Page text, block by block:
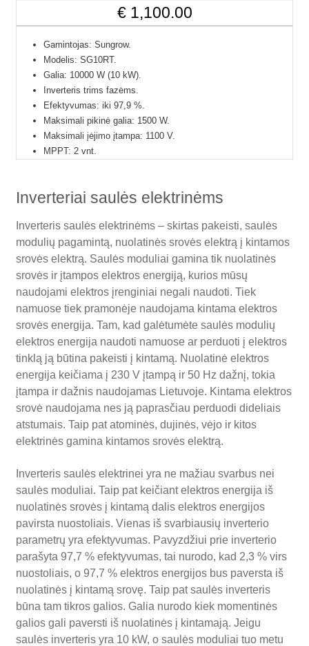
Elektriniai įrankiai
Aliuminio profiliai
Temperatūros reguliatoriai
Temperatūros jutikliai
Varikliai, motoreduktoriai
Inverteriai
Saulės moduliai
Valdikliai saulės kolektoriams
Spaustuvai
Priedai
PRISTATYMAS
VALDIKLIŲ PALYGINIMAS
KONTAKTAI
€1,100.00
Gamintojas: Sungrow.
Modelis: SG10RT.
Galia: 10000 W (10 kW).
Inverteris trims fazėms.
Efektyvumas: iki 97,9 %.
Maksimali pikinė galia: 1500 W.
Maksimali įėjimo įtampa: 1100 V.
MPPT: 2 vnt.
Svoris: 18,0 kg.
Inverteriai saulės elektrinėms
Inverteris saulės elektrinėms – skirtas pakeisti, saulės
modulių pagamintą, nuolatinės srovės elektrą į kintamos
srovės elektrą. Saulės moduliai gamina tik nuolatinės
srovės ir įtampos elektros energiją, kurios mūsų
naudojami elektros įrenginiai negali naudoti. Tiek
namuose tiek pramonėje naudojama kintama elektros
srovės energija. Tam, kad galėtumėte saulės modulių
elektros energija naudoti namuose ar perduoti į elektros
tinklą ją būtina pakeisti į kintamą. Nuolatinė elektros
energija keičiama į 230 V įtampą ir 50 Hz dažnį, tokia
įtampa ir dažnis naudojamas Lietuvoje. Kintama elektros
srovė naudojama nes ją paprasčiau perduodi dideliais
atstumais. Taip pat atominės, dujinės, vėjo ir kitos
elektrinės gamina kintamos srovės elektrą.
Inverteris saulės elektrinei yra ne mažiau svarbus nei
saulės moduliai. Taip pat keičiant elektros energija iš
nuolatinės srovės į kintamą dalis elektros energijos
pavirsta nuostoliais. Vienas iš svarbiausių inverterio
parametrų yra efektyvumas. Pavyzdžiui prie inverterio
parašyta 97,7 % efektyvumas, tai nurodo, kad 2,3 % virs
nuostoliais, o 97,7 % elektros energijos bus paversta iš
nuolatinės į kintamą srovę. Taip pat saulės inverteris
būna tam tikros galios. Galia nurodo kiek momentinės
galios gali paversti iš nuolatinės į kintamają. Jeigu
saulės inverteris yra 10 kW, o saulės moduliai tuo metu